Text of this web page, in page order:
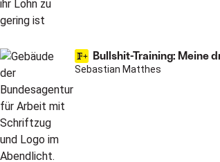
Bullshit-Training: Meine
Sebastian Matthes